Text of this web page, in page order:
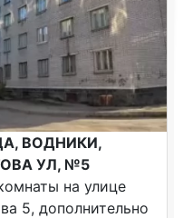
ВОДНИКИ,
УЛ, №5
на улице
5, дополнительно